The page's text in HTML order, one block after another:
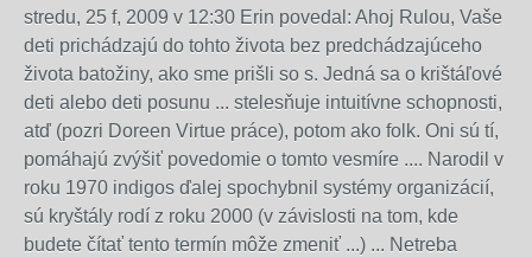
stredu, 25 f, 2009 v 12:30 Erin povedal: Ahoj Rulou, Vaše
deti prichádzajú do tohto života bez predchádzajúceho
života batožiny, ako sme prišli so s. Jedná sa o krištáľové
deti alebo deti posunu ... stelesňuje intuitívne schopnosti,
atď (pozri Doreen Virtue práce), potom ako folk. Oni sú tí,
pomáhajú zvýšiť povedomie o tomto vesmíre .... Narodil v
roku 1970 indigos ďalej spochybnil systémy organizácií,
sú kryštály rodí z roku 2000 (v závislosti na tom, kde
budete čítať tento termín môže zmeniť ...) ... Netreba